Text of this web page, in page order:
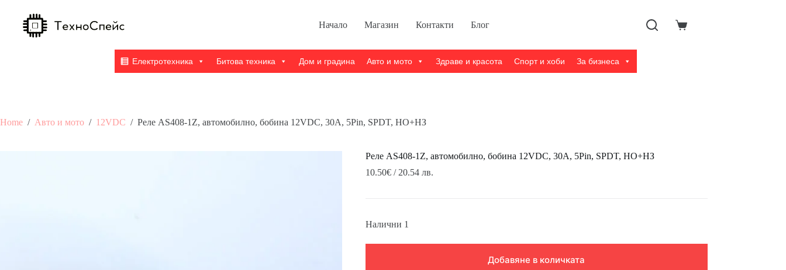
content
Начало Магазин Контакти Блог
Shopping
Електротехника Битова техника Дом и градина Авто и мото Здраве и красота Спорт и хоби За бизнеса
Home / Авто и мото / 12VDC / Реле AS408-1Z, автомобилно, бобина 12VDC, 30A, 5Pin, SPDT, НО+НЗ
Реле AS408-1Z, автомобилно, бобина 12VDC, 30A, 5Pin, SPDT, НО+НЗ
10.50€/ 20.54 лв.
Налични 1
Добавяне в количката